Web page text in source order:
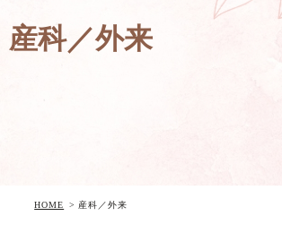
産科／外来
HOME 産科／外来